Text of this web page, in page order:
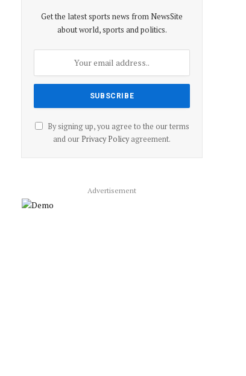
Get the latest sports news from NewsSite
about world, sports and politics.
By signing up, you agree to the our terms
and our Privacy Policyagreement.
Advertisement